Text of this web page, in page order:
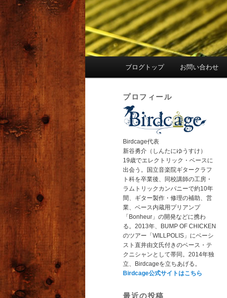
ブログトップ お問い合わせ
プロフィール
Birdcage代表
新谷勇介（しんたにゆうすけ）
19歳でエレクトリック・ベースに
出会う。国立音楽院ギタークラフ
ト科を卒業後、同校講師の工房・
ラムトリックカンパニーで約10年
間、ギター製作・修理の補助、営
業、ベース内蔵用プリアンプ
「Bonheur」の開発などに携わ
る。2013年、BUMP OF CHICKEN
のツアー「WILLPOLIS」にベーシ
スト直井由文氏付きのベース・テ
クニシャンとして帯同。2014年独
立、Birdcageを立ちあげる。
Birdcage公式サイトはこちら
最近の投稿